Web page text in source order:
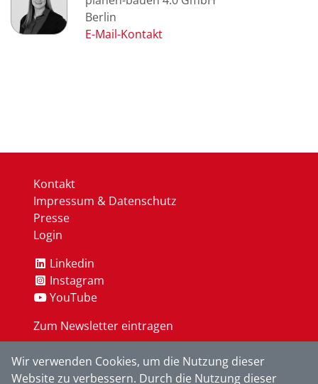
Berlin
Kontakt
Impressum & Datenschutz
Presse
Login
Linkedin
Instagram
YouTube
Zum Newsletter eintragen
OK
Wir verwenden Cookies, um die Nutzung dieser
Website zu verbessern. Durch die Nutzung dieser